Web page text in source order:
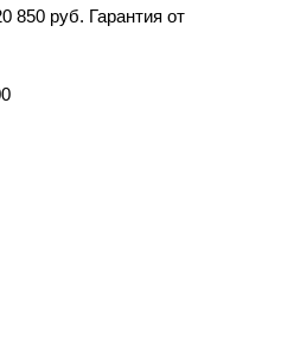
850 руб. Гарантия от